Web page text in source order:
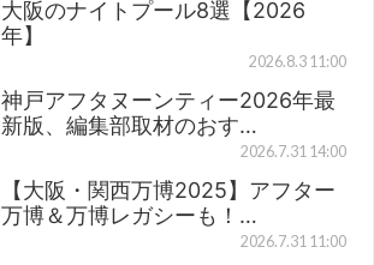
大阪のナイトプール8選【2026
年】
2026.8.3 11:00
神戸アフタヌーンティー2026年最
新版、編集部取材のおす…
2026.7.31 14:00
【大阪・関西万博2025】アフター
万博＆万博レガシーも！…
2026.7.31 11:00